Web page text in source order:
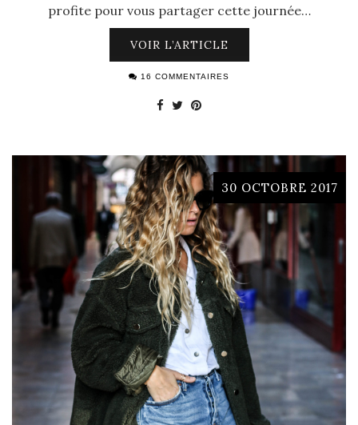
profite pour vous partager cette journée…
VOIR L’ARTICLE
16 COMMENTAIRES
30 OCTOBRE 2017